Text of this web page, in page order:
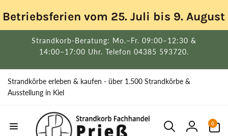
zum
Inhalt
Betriebsferien vom 25. Juli bis 9.
Strandkorb-Beratung: Mo.–Fr. 09:00–12:30 &
14:00–17:00 Uhr. Telefon 04385 593720.
Strandkörbe erleben & kaufen - über 1.500 Strandkörbe &
Ausstellung in Kiel
Einloggen
0
Artikel